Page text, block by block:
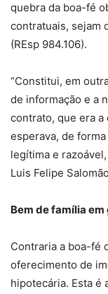
quebra da boa-fé
contratuais, sejam
(REsp 984.106).
“Constitui, em
de informação e a
contrato, que era
esperava, de forma
legítima e
Luis Felipe
Bem de família
Contraria a boa-fé
oferecimento de
hipotecária. Esta é